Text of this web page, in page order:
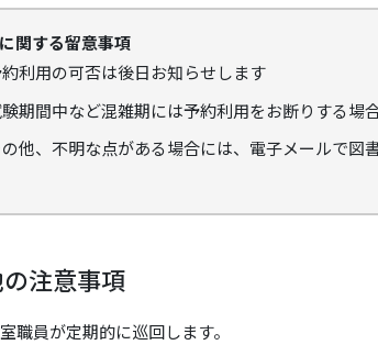
関する留意事項
利用の可否は後日お知らせします
期間中など混雑期には予約利用をお断りする場
他、不明な点がある場合には、電子メールで図
注意事項
職員が定期的に巡回します。